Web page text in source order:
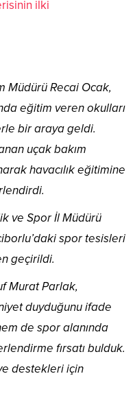
ilki
Müdürü Recai Ocak,
eğitim veren okulları
bir araya geldi.
uçak bakım
havacılık eğitimine
ve Spor İl Müdürü
spor tesisleri
geçirildi.
Murat Parlak,
duyduğunu ifade
de spor alanında
fırsatı bulduk.
destekleri için